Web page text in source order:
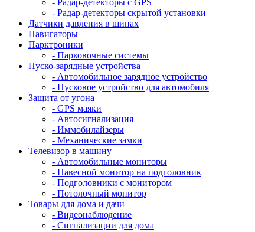
- Радар-детекторы скрытой установки
Датчики давления в шинах
Навигаторы
Парктроники
- Парковочные системы
Пуско-зарядные устройства
- Автомобильное зарядное устройство
- Пусковое устройство для автомобиля
Защита от угона
- GPS маяки
- Автосигнализация
- Иммобилайзеры
- Механические замки
Телевизор в машину
- Автомобильные мониторы
- Навесной монитор на подголовник
- Подголовники с монитором
- Потолочный монитор
Товары для дома и дачи
- Видеонаблюдение
- Сигнализации для дома